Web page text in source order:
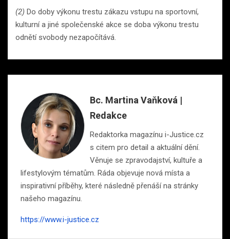
(2) Do doby výkonu trestu zákazu vstupu na sportovní,
kulturní a jiné společenské akce se doba výkonu trestu
odnětí svobody nezapočítává.
Bc. Martina Vaňková |
Redakce
Redaktorka magazínu i-Justice.cz
s citem pro detail a aktuální dění.
Věnuje se zpravodajství, kultuře a
lifestylovým tématům. Ráda objevuje nová místa a
inspirativní příběhy, které následně přenáší na stránky
našeho magazínu.
https://www.i-justice.cz